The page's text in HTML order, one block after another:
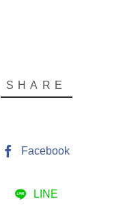
Facebook
LINE